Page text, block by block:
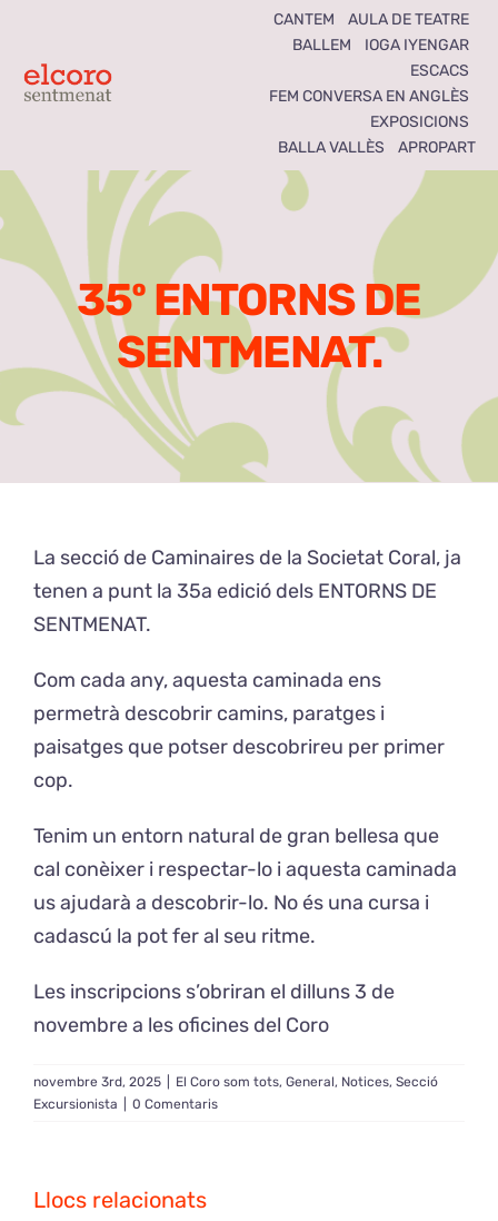
content
Toggle
Notícies
Seccions
El Coro som tots
Activitats
Exposicions
Teatre del Coro
Balla Vallès
CANTEM
AULA DE TEATRE
BALLEM
IOGA IYENGAR
ESCACS
FEM CONVERSA EN ANGLÈS
EXPOSICIONS
BALLA VALLÈS
APROPART
35º ENTORNS DE
SENTMENAT.
La secció de Caminaires de la Societat Coral, ja
tenen a punt la 35a edició dels ENTORNS DE
SENTMENAT.
Com cada any, aquesta caminada ens
permetrà descobrir camins, paratges i
paisatges que potser descobrireu per primer
cop.
Tenim un entorn natural de gran bellesa que
cal conèixer i respectar-lo i aquesta caminada
us ajudarà a descobrir-lo. No és una cursa i
cadascú la pot fer al seu ritme.
Les inscripcions s’obriran el dilluns 3 de
novembre a les oficines del Coro
novembre 3rd, 2025 El Coro som tots, General, Notices, Secció
Excursionista
0 Comentaris
Llocs relacionats